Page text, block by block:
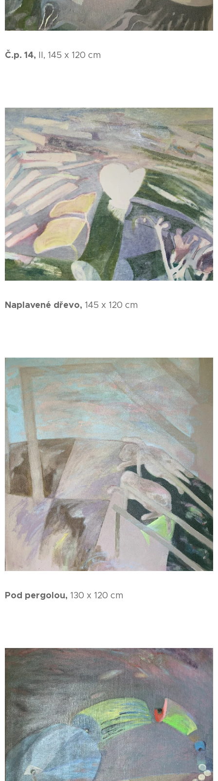
Č.p. 14, II, 145 x 120 cm
Naplavené dřevo, 145 x 120 cm
Pod pergolou, 130 x 120 cm